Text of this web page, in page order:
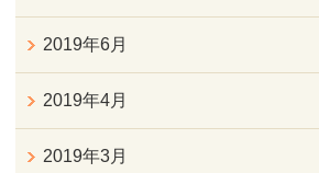
2019年6月
2019年4月
2019年3月